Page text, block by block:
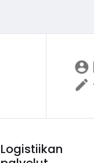
Logistiikan